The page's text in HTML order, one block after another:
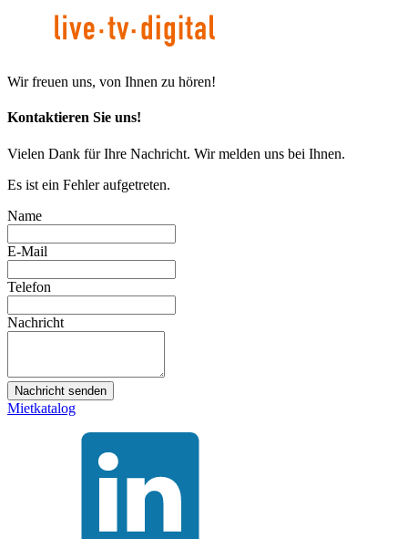
Wir freuen uns, von Ihnen zu hören!
Kontaktieren Sie uns!
Vielen Dank für Ihre Nachricht. Wir melden uns bei Ihnen.
Es ist ein Fehler aufgetreten.
Name
E-Mail
Telefon
Nachricht
Nachricht senden
Mietkatalog